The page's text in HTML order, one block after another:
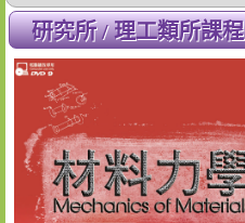
研究所 / 理工類所課程